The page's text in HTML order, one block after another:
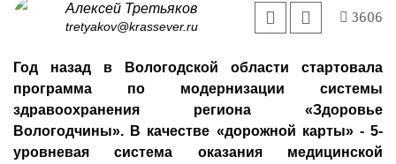
Алексей Третьяков
tretyakov@krassever.ru
3606
Год назад в Вологодской области стартовала
программа по модернизации системы
здравоохранения региона «Здоровье
Вологодчины». В качестве «дорожной карты» - 5-
уровневая система оказания медицинской